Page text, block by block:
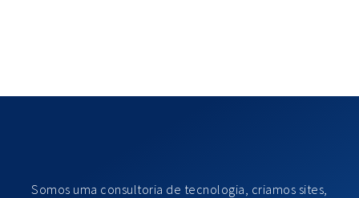
Somos uma consultoria de tecnologia, criamos sites,